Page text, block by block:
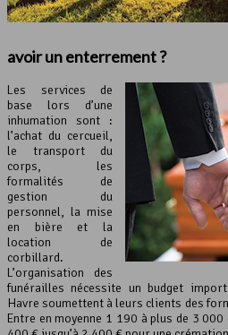
avoir un enterrement ?
Les services de
base lors d’une
inhumation sont :
l’achat du cercueil,
le transport du
corps, les
formalités de
gestion du
personnel, la mise
en bière et la
location de
corbillard.
L’organisation des
funérailles nécessite un budget
Havre soumettent à leurs clients des
Entre en moyenne 1 190 à plus de 3